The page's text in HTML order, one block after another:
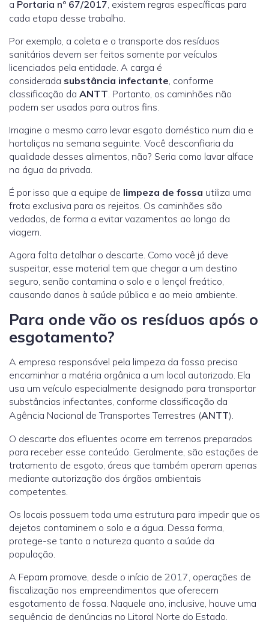
a Portaria nº 67/2017 , existem regras específicas para
cada etapa desse trabalho.
Por exemplo, a coleta e o transporte dos resíduos
sanitários devem ser feitos somente por veículos
licenciados pela entidade. A carga é
considerada substância infectante , conforme
classificação da ANTT . Portanto, os caminhões não
podem ser usados para outros fins.
Imagine o mesmo carro levar esgoto doméstico num dia e
hortaliças na semana seguinte. Você desconfiaria da
qualidade desses alimentos, não? Seria como lavar alface
na água da privada.
É por isso que a equipe de limpeza de fossa utiliza uma
frota exclusiva para os rejeitos. Os caminhões são
vedados, de forma a evitar vazamentos ao longo da
viagem.
Agora falta detalhar o descarte. Como você já deve
suspeitar, esse material tem que chegar a um destino
seguro, senão contamina o solo e o lençol freático,
causando danos à saúde pública e ao meio ambiente.
Para onde vão os resíduos após o
esgotamento?
A empresa responsável pela limpeza da fossa precisa
encaminhar a matéria orgânica a um local autorizado. Ela
usa um veículo especialmente designado para transportar
substâncias infectantes, conforme classificação da
Agência Nacional de Transportes Terrestres (ANTT).
O descarte dos efluentes ocorre em terrenos preparados
para receber esse conteúdo. Geralmente, são estações de
tratamento de esgoto, áreas que também operam apenas
mediante autorização dos órgãos ambientais
competentes.
Os locais possuem toda uma estrutura para impedir que os
dejetos contaminem o solo e a água. Dessa forma,
protege-se tanto a natureza quanto a saúde da
população.
A Fepam promove, desde o início de 2017, operações de
fiscalização nos empreendimentos que oferecem
esgotamento de fossa. Naquele ano, inclusive, houve uma
sequência de denúncias no Litoral Norte do Estado.